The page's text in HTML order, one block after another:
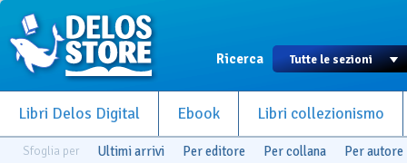
Ricerca
Libri Delos Digital Ebook Libri collezionismo
Sfoglia per Ultimi arrivi Per editore Per collana Per autore